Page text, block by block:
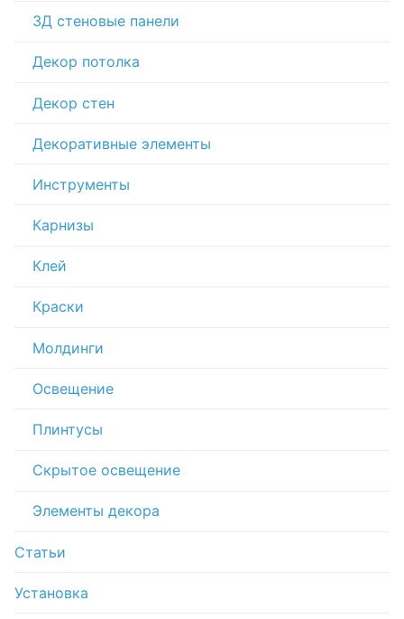
3Д стеновые панели
Декор потолка
Декор стен
Декоративные элементы
Инструменты
Карнизы
Клей
Краски
Молдинги
Освещение
Плинтусы
Скрытое освещение
Элементы декора
Статьи
Установка